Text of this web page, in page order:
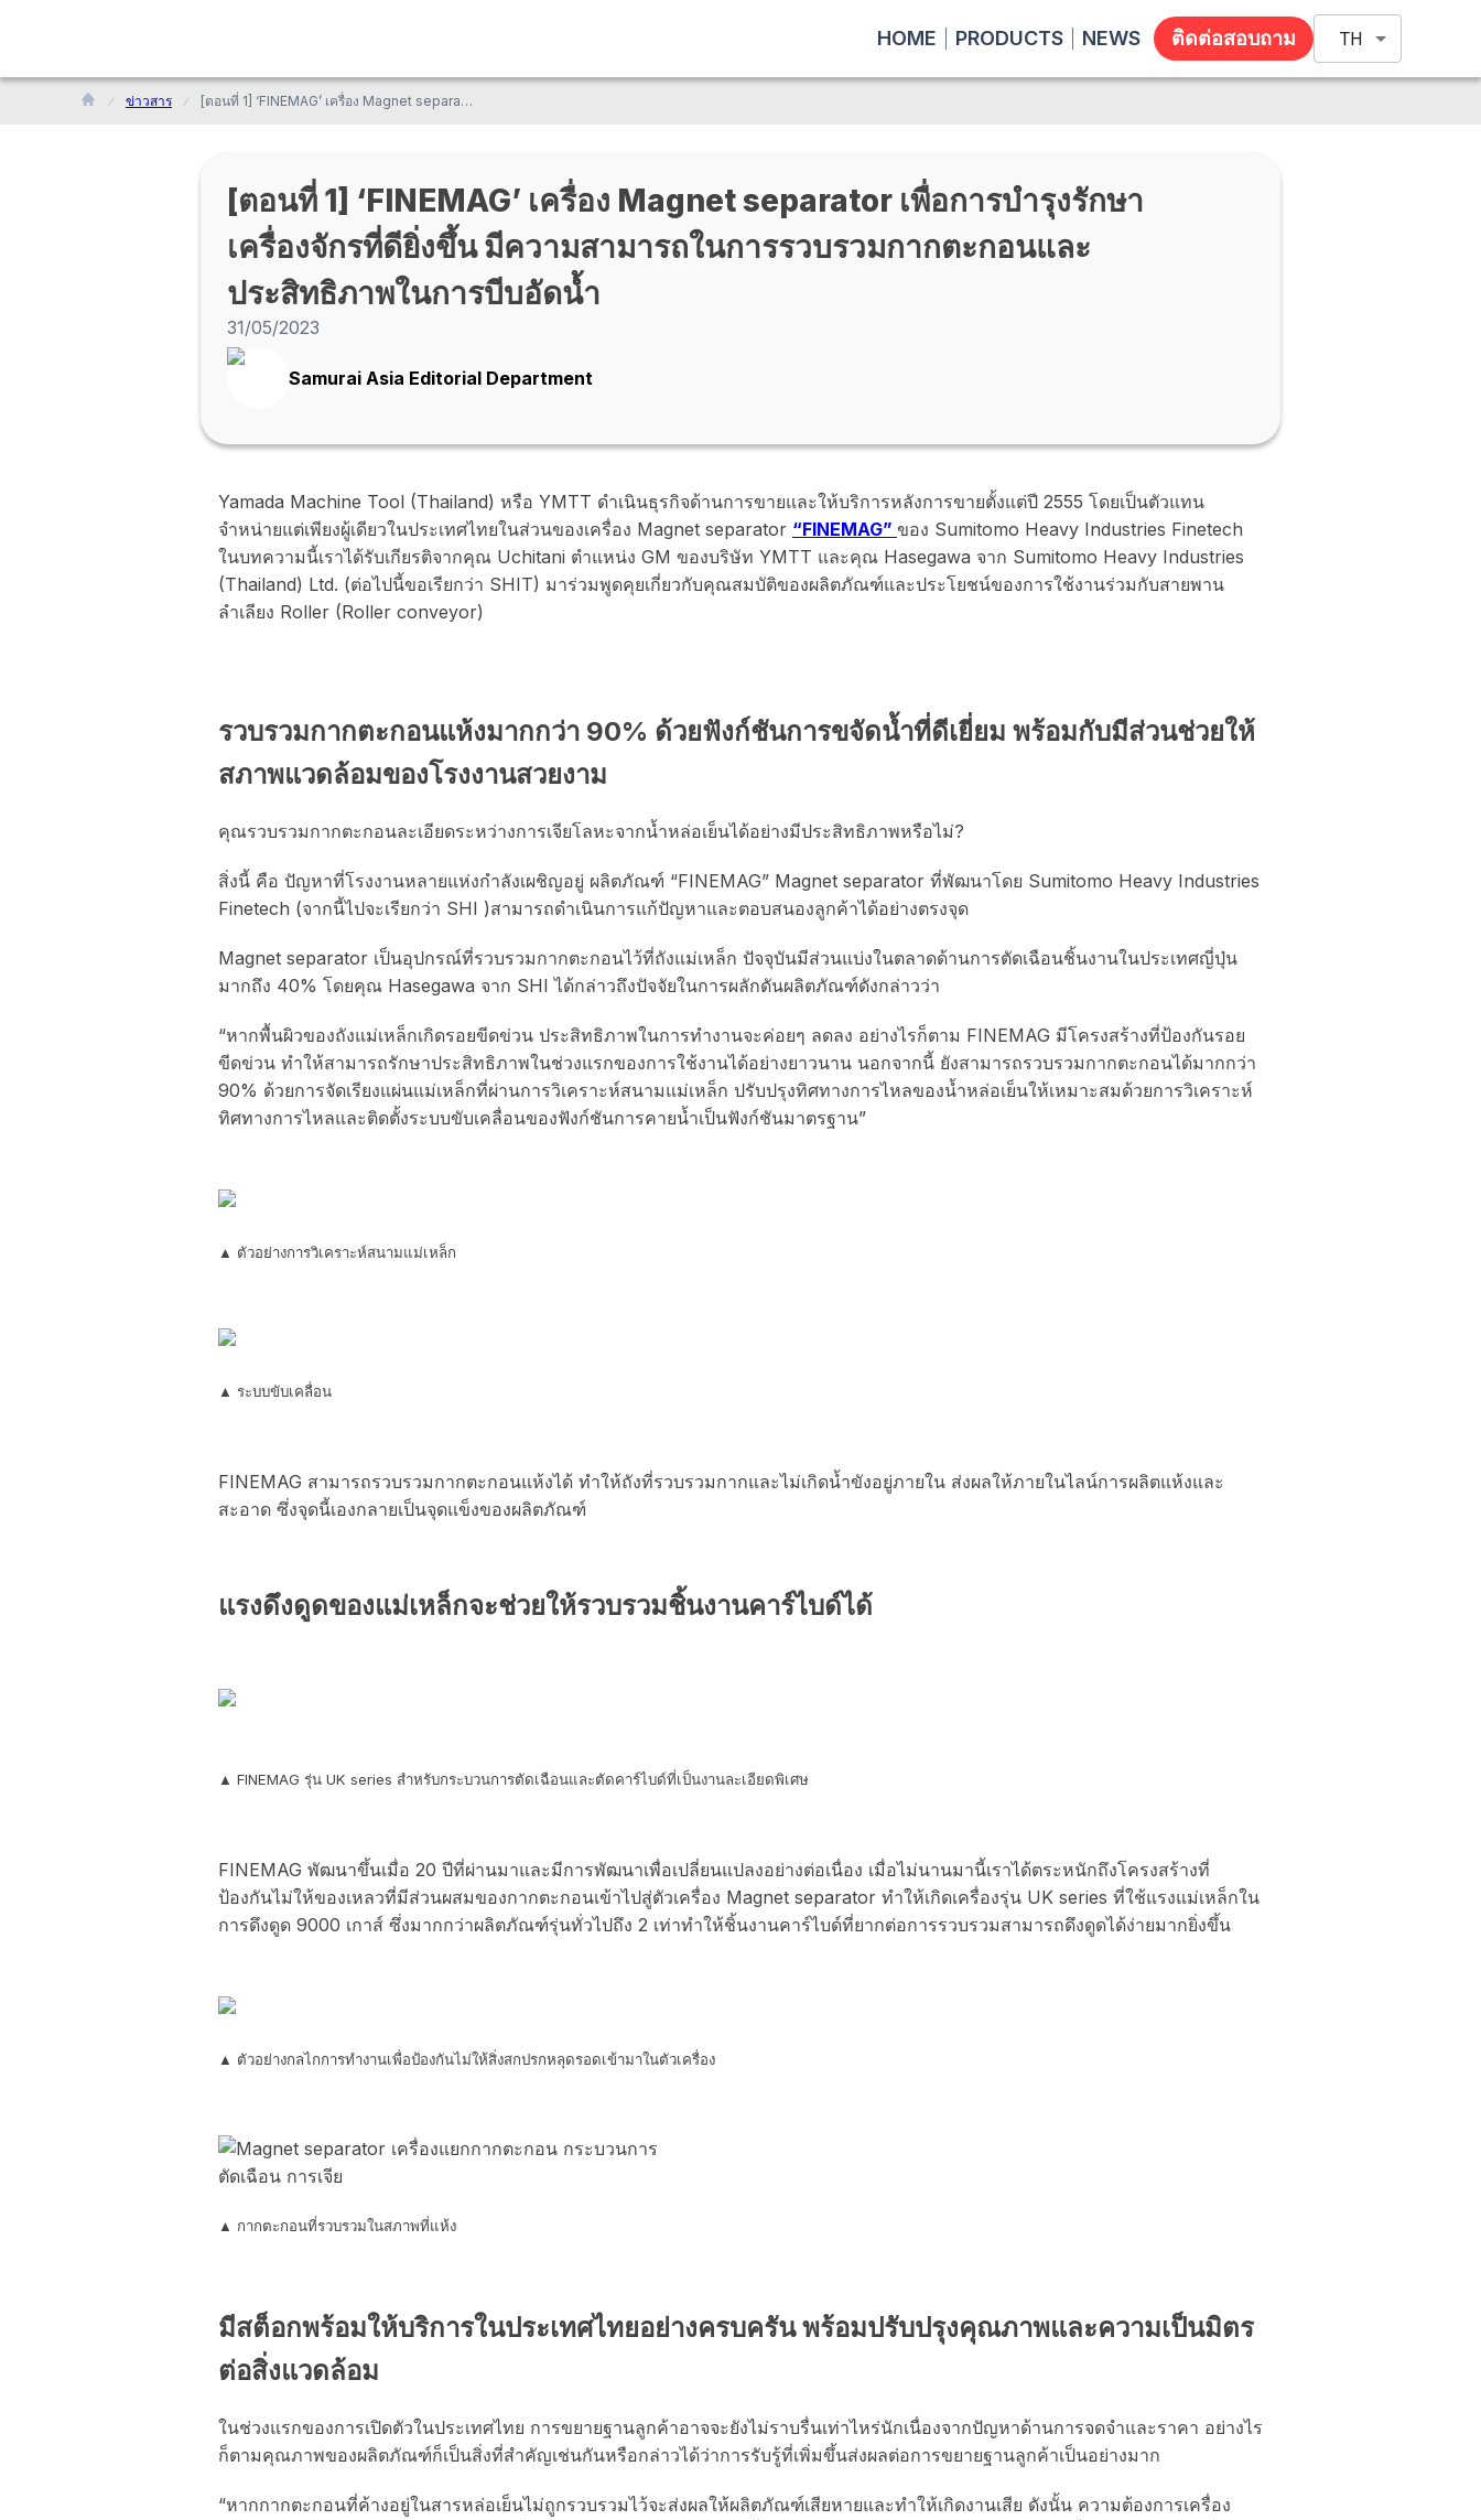
HOME PRODUCTS NEWS ติดต่อสอบถาม TH
ข่าวสาร [ตอนที่ 1] ‘FINEMAG’ เครื่อง Magnet separator เพื่อการบำรุงรักษาเครื่องจักรที่ดียิ่งขึ้น มีความสามารถในการรวบรวมกากตะกอนและประสิทธิภาพในการบีบอัดน้ำ
[ตอนที่ 1] ‘FINEMAG’ เครื่อง Magnet separator เพื่อการบำรุงรักษา
เครื่องจักรที่ดียิ่งขึ้น มีความสามารถในการรวบรวมกากตะกอนและ
ประสิทธิภาพในการบีบอัดน้ำ
31/05/2023
Samurai Asia Editorial Department
Yamada Machine Tool (Thailand) หรือ YMTT ดำเนินธุรกิจด้านการขายและให้บริการหลังการขายตั้งแต่ปี 2555 โดยเป็นตัวแทน
จำหน่ายแต่เพียงผู้เดียวในประเทศไทยในส่วนของเครื่อง Magnet separator “FINEMAG” ของ Sumitomo Heavy Industries Finetech
ในบทความนี้เราได้รับเกียรติจากคุณ Uchitani ตำแหน่ง GM ของบริษัท YMTT และคุณ Hasegawa จาก Sumitomo Heavy Industries
(Thailand) Ltd. (ต่อไปนี้ขอเรียกว่า SHIT) มาร่วมพูดคุยเกี่ยวกับคุณสมบัติของผลิตภัณฑ์และประโยชน์ของการใช้งานร่วมกับสายพาน
ลำเลียง Roller (Roller conveyor)
รวบรวมกากตะกอนแห้งมากกว่า 90% ด้วยฟังก์ชันการขจัดน้ำที่ดีเยี่ยม พร้อมกับมีส่วนช่วยให้
สภาพแวดล้อมของโรงงานสวยงาม
คุณรวบรวมกากตะกอนละเอียดระหว่างการเจียโลหะจากน้ำหล่อเย็นได้อย่างมีประสิทธิภาพหรือไม่?
สิ่งนี้ คือ ปัญหาที่โรงงานหลายแห่งกำลังเผชิญอยู่ ผลิตภัณฑ์ “FINEMAG” Magnet separator ที่พัฒนาโดย Sumitomo Heavy Industries
Finetech (จากนี้ไปจะเรียกว่า SHI )สามารถดำเนินการแก้ปัญหาและตอบสนองลูกค้าได้อย่างตรงจุด
Magnet separator เป็นอุปกรณ์ที่รวบรวมกากตะกอนไว้ที่ถังแม่เหล็ก ปัจจุบันมีส่วนแบ่งในตลาดด้านการตัดเฉือนชิ้นงานในประเทศญี่ปุ่น
มากถึง 40% โดยคุณ Hasegawa จาก SHI ได้กล่าวถึงปัจจัยในการผลักดันผลิตภัณฑ์ดังกล่าวว่า
“หากพื้นผิวของถังแม่เหล็กเกิดรอยขีดข่วน ประสิทธิภาพในการทำงานจะค่อยๆ ลดลง อย่างไรก็ตาม FINEMAG มีโครงสร้างที่ป้องกันรอย
ขีดข่วน ทำให้สามารถรักษาประสิทธิภาพในช่วงแรกของการใช้งานได้อย่างยาวนาน นอกจากนี้ ยังสามารถรวบรวมกากตะกอนได้มากกว่า
90% ด้วยการจัดเรียงแผ่นแม่เหล็กที่ผ่านการวิเคราะห์สนามแม่เหล็ก ปรับปรุงทิศทางการไหลของน้ำหล่อเย็นให้เหมาะสมด้วยการวิเคราะห์
ทิศทางการไหลและติดตั้งระบบขับเคลื่อนของฟังก์ชันการคายน้ำเป็นฟังก์ชันมาตรฐาน”
▲ ตัวอย่างการวิเคราะห์สนามแม่เหล็ก
▲ ระบบขับเคลื่อน
FINEMAG สามารถรวบรวมกากตะกอนแห้งได้ ทำให้ถังที่รวบรวมกากและไม่เกิดน้ำขังอยู่ภายใน ส่งผลให้ภายในไลน์การผลิตแห้งและ
สะอาด ซึ่งจุดนี้เองกลายเป็นจุดแข็งของผลิตภัณฑ์
แรงดึงดูดของแม่เหล็กจะช่วยให้รวบรวมชิ้นงานคาร์ไบด์ได้
▲ FINEMAG รุ่น UK series สำหรับกระบวนการตัดเฉือนและตัดคาร์ไบด์ที่เป็นงานละเอียดพิเศษ
FINEMAG พัฒนาขึ้นเมื่อ 20 ปีที่ผ่านมาและมีการพัฒนาเพื่อเปลี่ยนแปลงอย่างต่อเนื่อง เมื่อไม่นานมานี้เราได้ตระหนักถึงโครงสร้างที่
ป้องกันไม่ให้ของเหลวที่มีส่วนผสมของกากตะกอนเข้าไปสู่ตัวเครื่อง Magnet separator ทำให้เกิดเครื่องรุ่น UK series ที่ใช้แรงแม่เหล็กใน
การดึงดูด 9000 เกาส์ ซึ่งมากกว่าผลิตภัณฑ์รุ่นทั่วไปถึง 2 เท่าทำให้ชิ้นงานคาร์ไบด์ที่ยากต่อการรวบรวมสามารถดึงดูดได้ง่ายมากยิ่งขึ้น
▲ ตัวอย่างกลไกการทำงานเพื่อป้องกันไม่ให้สิ่งสกปรกหลุดรอดเข้ามาในตัวเครื่อง
▲ กากตะกอนที่รวบรวมในสภาพที่แห้ง
มีสต็อกพร้อมให้บริการในประเทศไทยอย่างครบครัน พร้อมปรับปรุงคุณภาพและความเป็นมิตร
ต่อสิ่งแวดล้อม
ในช่วงแรกของการเปิดตัวในประเทศไทย การขยายฐานลูกค้าอาจจะยังไม่ราบรื่นเท่าไหร่นักเนื่องจากปัญหาด้านการจดจำและราคา อย่างไร
ก็ตามคุณภาพของผลิตภัณฑ์ก็เป็นสิ่งที่สำคัญเช่นกันหรือกล่าวได้ว่าการรับรู้ที่เพิ่มขึ้นส่งผลต่อการขยายฐานลูกค้าเป็นอย่างมาก
“หากกากตะกอนที่ค้างอยู่ในสารหล่อเย็นไม่ถูกรวบรวมไว้จะส่งผลให้ผลิตภัณฑ์เสียหายและทำให้เกิดงานเสีย ดังนั้น ความต้องการเครื่อง